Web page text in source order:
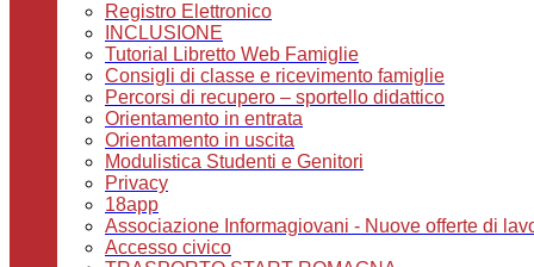
Registro Elettronico
INCLUSIONE
Tutorial Libretto Web Famiglie
Consigli di classe e ricevimento famiglie
Percorsi di recupero – sportello didattico
Orientamento in entrata
Orientamento in uscita
Modulistica Studenti e Genitori
Privacy
18app
Associazione Informagiovani - Nuove offerte di
Accesso civico